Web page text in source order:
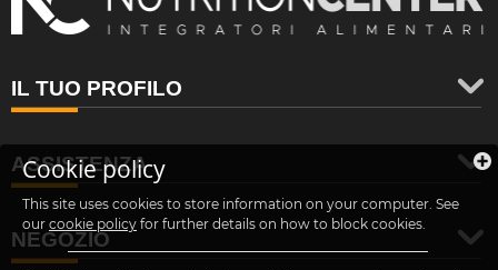
IL TUO PROFILO
ASSISTENZA
NEGOZIO
Cookie policy
This site uses cookies to store information on your computer. See
our cookie policy for further details on how to block cookies.